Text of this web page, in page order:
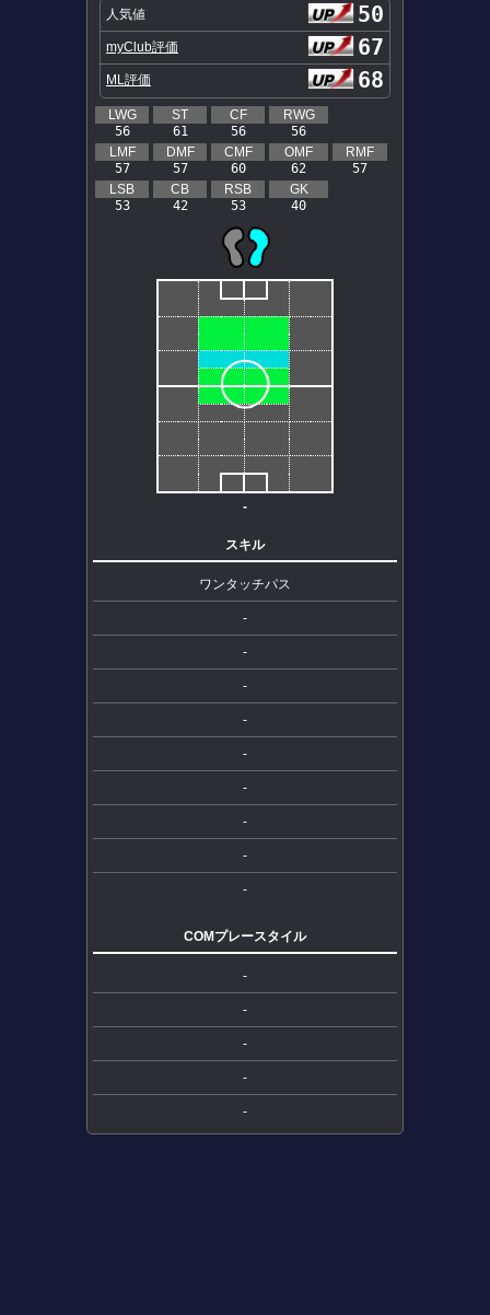
人気値 50
myClub評価 67
ML評価 68
LWG
56
ST
61
CF
56
RWG
56
LMF
57
DMF
57
CMF
60
OMF
62
RMF
57
LSB
53
CB
42
RSB
53
GK
40
-
スキル
ワンタッチパス
-
-
-
-
-
-
-
-
-
COMプレースタイル
-
-
-
-
-